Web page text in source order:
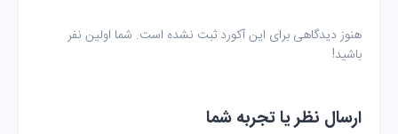
هنوز دیدگاهی برای این آکورد ثبت نشده است. شما اولین نفر
باشید!
ارسال نظر یا تجربه شما